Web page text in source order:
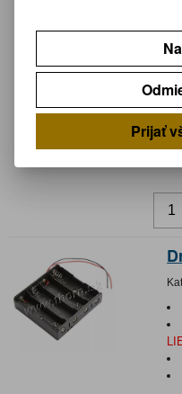
Prijať